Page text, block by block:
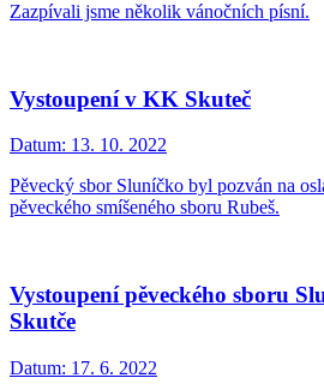
Zazpívali jsme několik vánočních písní.
Vystoupení v KK Skuteč
Datum: 13. 10. 2022
Pěvecký sbor Sluníčko byl pozván na
pěveckého smíšeného sboru Rubeš.
Vystoupení pěveckého sboru
Skutče
Datum: 17. 6. 2022